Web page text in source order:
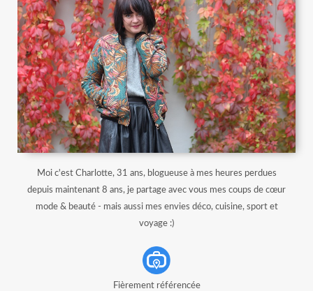
Moi c'est Charlotte, 31 ans, blogueuse à mes heures perdues
depuis maintenant 8 ans, je partage avec vous mes coups de cœur
mode & beauté - mais aussi mes envies déco, cuisine, sport et
voyage :)
Fièrement référencée